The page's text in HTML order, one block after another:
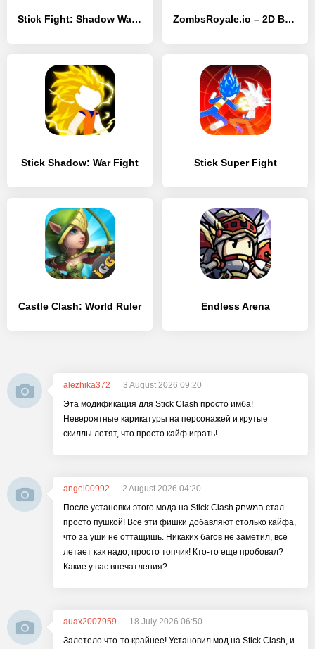
Stick Fight: Shadow Warrior & Stickman Game ZombsRoyale.io – 2D Battle Roy
Stick Shadow: War Fight Stick Super Fight
Castle Clash: World Ruler Endless Arena
alezhika372
3 August 2026 09:20
Эта модификация для Stick Clash просто имба!
Невероятные карикатуры на персонажей и крутые
скиллы летят, что просто кайф играть!
angel00992
2 August 2026 04:20
После установки этого мода на Stick Clash המשחק стал
просто пушкой! Все эти фишки добавляют столько кайфа,
что за уши не оттащишь. Никаких багов не заметил, всё
летает как надо, просто топчик! Кто-то еще пробовал?
Какие у вас впечатления?
auax2007959
18 July 2026 06:50
Залетело что-то крайнее! Установил мод на Stick Clash, и